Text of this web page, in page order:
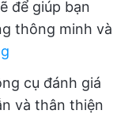
để giúp bạn
thông minh và
cụ đánh giá
và thân thiện